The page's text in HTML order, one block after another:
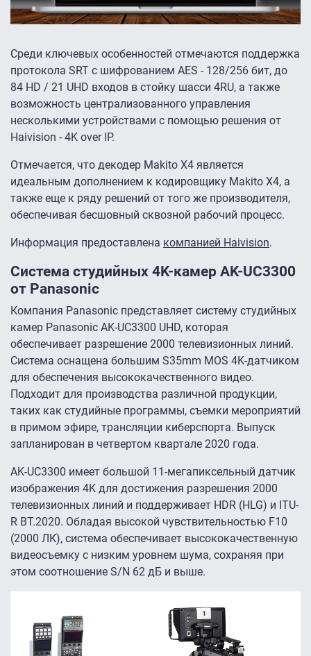
Среди ключевых особенностей отмечаются поддержка
протокола SRT с шифрованием AES - 128/256 бит, до
84 HD / 21 UHD входов в стойку шасси 4RU, а также
возможность централизованного управления
несколькими устройствами с помощью решения от
Haivision - 4K over IP.
Отмечается, что декодер Makito X4 является
идеальным дополнением к кодировщику Makito X4, а
также еще к ряду решений от того же производителя,
обеспечивая бесшовный сквозной рабочий процесс.
Информация предоставлена компанией Haivision.
Система студийных 4K-камер AK-UC3300
от Panasonic
Компания Panasonic представляет систему студийных
камер Panasonic AK-UC3300 UHD, которая
обеспечивает разрешение 2000 телевизионных линий.
Система оснащена большим S35mm MOS 4K-датчиком
для обеспечения высококачественного видео.
Подходит для производства различной продукции,
таких как студийные программы, съемки мероприятий
в примом эфире, трансляции киберспорта. Выпуск
запланирован в четвертом квартале 2020 года.
AK-UC3300 имеет большой 11-мегапиксельный датчик
изображения 4K для достижения разрешения 2000
телевизионных линий и поддерживает HDR (HLG) и ITU-
R BT.2020. Обладая высокой чувствительностью F10
(2000 ЛК), система обеспечивает высококачественную
видеосъемку с низким уровнем шума, сохраняя при
этом соотношение S/N 62 дБ и выше.